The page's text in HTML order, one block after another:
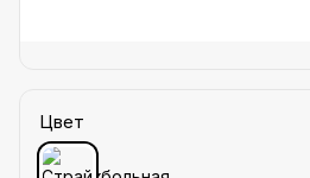
Цвет